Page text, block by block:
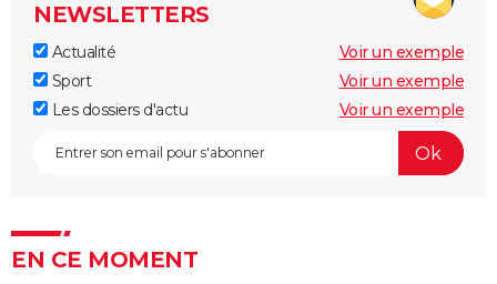
NEWSLETTERS
Actualité
Voir un exemple
Sport
Voir un exemple
Les dossiers d'actu
Voir un exemple
EN CE MOMENT